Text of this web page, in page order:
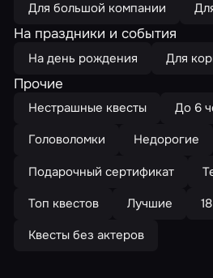
Для большой компании
На праздники и события
На день рождения Для
Прочие
Нестрашные квесты
До 6
Головоломки
Недорогие
Подарочный сертификат
Топ квестов
Лучшие
Квесты без актеров